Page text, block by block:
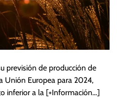
previsión de producción de
Unión Europea para 2024,
inferior a la [+Información…]